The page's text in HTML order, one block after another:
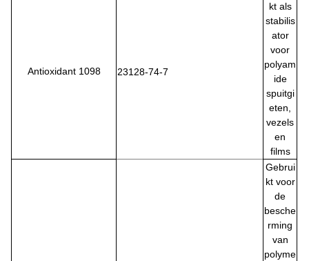
Antioxidant 1098 23128-74-7
kt als
stabilis
ator
voor
polyam
ide
spuitgi
eten,
vezels
en
films
Gebrui
kt voor
de
besche
rming
van
polyme